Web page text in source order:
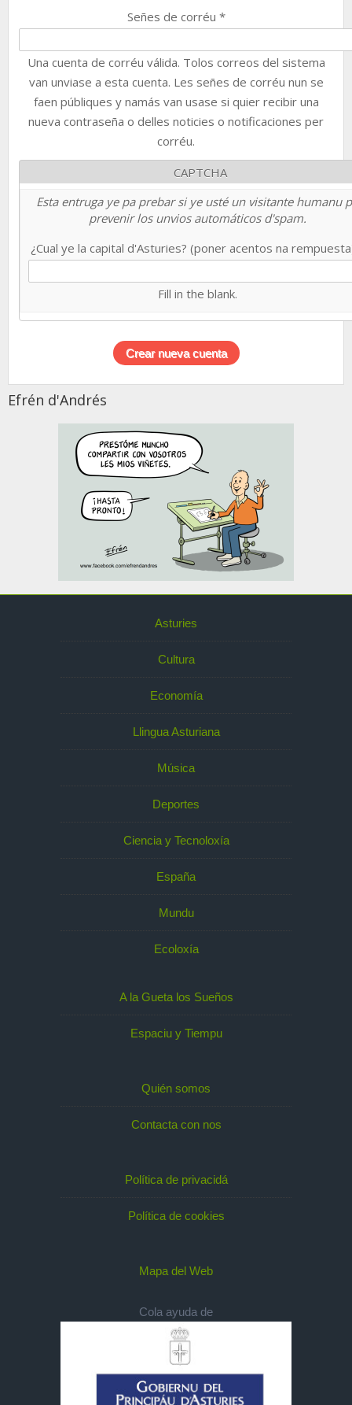
Señes de corréu *
Una cuenta de corréu válida. Tolos correos del sistema
van unviase a esta cuenta. Les señes de corréu nun se
faen públiques y namás van usase si quier recibir una
nueva contraseña o delles noticies o notificaciones per
corréu.
CAPTCHA
Esta entruga ye pa prebar si ye usté un visitante humanu
prevenir los unvios automáticos d'spam.
¿Cual ye la capital d'Asturies? (poner acentos na
Fill in the blank.
Efrén d'Andrés
Asturies
Cultura
Economía
Llingua Asturiana
Música
Deportes
Ciencia y Tecnoloxía
España
Mundu
Ecoloxía
A la Gueta los Sueños
Espaciu y Tiempu
Quién somos
Contacta con nos
Política de privacidá
Política de cookies
Mapa del Web
Cola ayuda de